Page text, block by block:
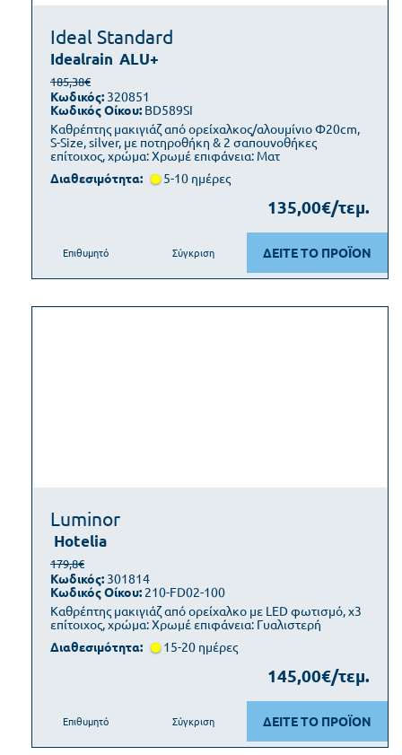
Ideal Standard
Idealrain ALU+
Καθρέπτης μακιγιάζ από ορείχαλκος/αλουμίνιο Φ20cm,
S-Size, silver, με ποτηροθήκη & 2 σαπουνοθήκες
επίτοιχος, χρώμα: Χρωμέ επιφάνεια: Ματ
185,38€
Κωδικός: 320851
Κωδικός Οίκου: BD589SI
Διαθεσιμότητα: 5-10 ημέρες
135,00€/τεμ.
ΔΕΙΤΕ ΤΟ ΠΡΟΪΟΝ
Επιθυμητό Σύγκριση
Luminor
Hotelia
Καθρέπτης μακιγιάζ από ορείχαλκο με LED φωτισμό, x3
επίτοιχος, χρώμα: Χρωμέ επιφάνεια: Γυαλιστερή
179,8€
Κωδικός: 301814
Κωδικός Οίκου: 210-FD02-100
Διαθεσιμότητα: 15-20 ημέρες
145,00€/τεμ.
ΔΕΙΤΕ ΤΟ ΠΡΟΪΟΝ
Επιθυμητό Σύγκριση